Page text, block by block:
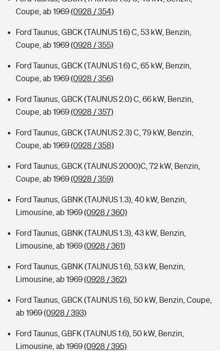
Coupe, ab 1969(0928 / 354)
Ford Taunus, GBCK (TAUNUS 1.6) C, 53 kW, Benzin,
Coupe, ab 1969(0928 / 355)
Ford Taunus, GBCK (TAUNUS 1.6) C, 65 kW, Benzin,
Coupe, ab 1969(0928 / 356)
Ford Taunus, GBCK (TAUNUS 2.0) C, 66 kW, Benzin,
Coupe, ab 1969(0928 / 357)
Ford Taunus, GBCK (TAUNUS 2.3) C, 79 kW, Benzin,
Coupe, ab 1969(0928 / 358)
Ford Taunus, GBCK (TAUNUS 2000)C, 72 kW, Benzin,
Coupe, ab 1969(0928 / 359)
Ford Taunus, GBNK (TAUNUS 1.3), 40 kW, Benzin,
Limousine, ab 1969(0928 / 360)
Ford Taunus, GBNK (TAUNUS 1.3), 43 kW, Benzin,
Limousine, ab 1969(0928 / 361)
Ford Taunus, GBNK (TAUNUS 1.6), 53 kW, Benzin,
Limousine, ab 1969(0928 / 362)
Ford Taunus, GBCK (TAUNUS 1.6), 50 kW, Benzin, Coupe,
ab 1969(0928 / 393)
Ford Taunus, GBFK (TAUNUS 1.6), 50 kW, Benzin,
Limousine, ab 1969(0928 / 395)